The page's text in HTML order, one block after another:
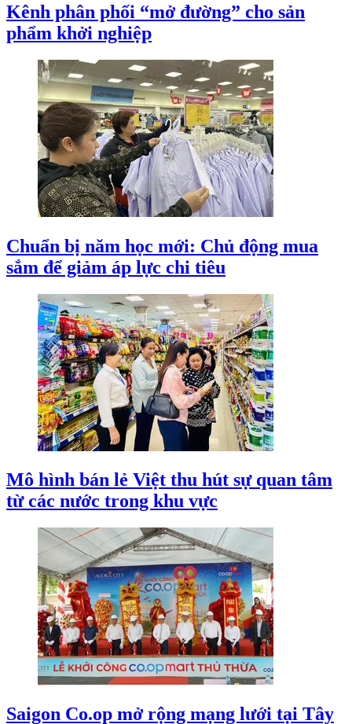
Kênh phân phối “mở đường” cho sản
phẩm khởi nghiệp
Chuẩn bị năm học mới: Chủ động mua
sắm để giảm áp lực chi tiêu
Mô hình bán lẻ Việt thu hút sự quan tâm
từ các nước trong khu vực
Saigon Co.op mở rộng mạng lưới tại Tây